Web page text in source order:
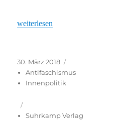
„„Erklärung 2018“ – der rechte
weiterlesen
Veröffentlicht
am
30. März 2018
Antifaschismus
Innenpolitik
Suhrkamp Verlag